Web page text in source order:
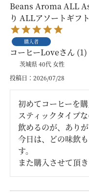
Beans Aroma ALL
り ALLアソートギフト
購入者
コーヒーLove 1
茨城県40代女性
投稿日
2026/07/28
初めてコーヒーを購
スティックタイプ
飲めるのが、ありが
今日は、どの味飲
す。
また購入させて頂き